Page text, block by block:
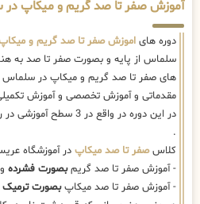
آموزش صفر تا صد گریم و میکاپ
دوره های اموزش صفر تا صد گریم و
سلماس از پایه و بصورت صفر تا صد به
های صفر تا صد گریم و میکاپ در
مقدماتی و آموزش تخصصی و آموزش
در این دوره در واقع در
.
کلاسصفر تا صد میکاپ در آموزشگاه
- آموزش صفر تا صد گریمبصورت فشرده
- آموزش صفر تا صد میکاپبصورت ترمیک